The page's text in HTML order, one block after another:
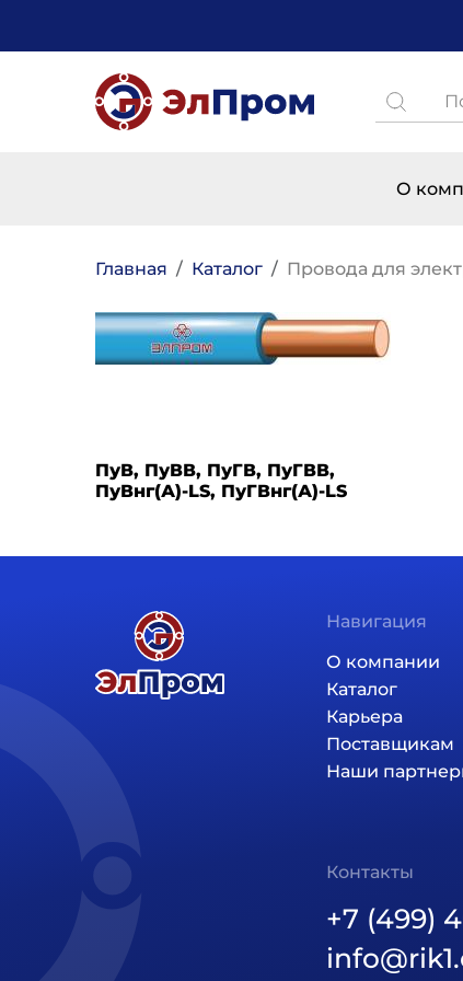
Поиск
О
Строка навигации
Главная Каталог Провода для
ПуВ, ПуВВ, ПуГВ, ПуГВВ,
ПуВнг(А)-LS, ПуГВнг(А)-LS
Навигация
Основная
О компании
Каталог
Карьера
Поставщикам
Наши
Контакты
+7 (499)